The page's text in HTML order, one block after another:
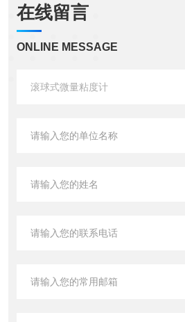
在线留言
ONLINE MESSAGE